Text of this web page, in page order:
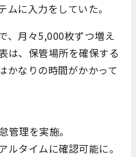
ムに入力をしていた。
、月々5,000枚ずつ増え
は、保管場所を確保する
かなりの時間がかかって
管理を実施。
ルタイムに確認可能に。